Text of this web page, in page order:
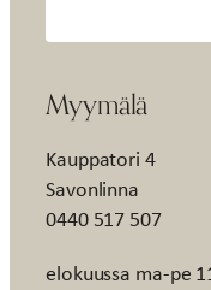
Myymälä
Kauppatori 4
Savonlinna
0440 517 507
elokuussa ma-pe